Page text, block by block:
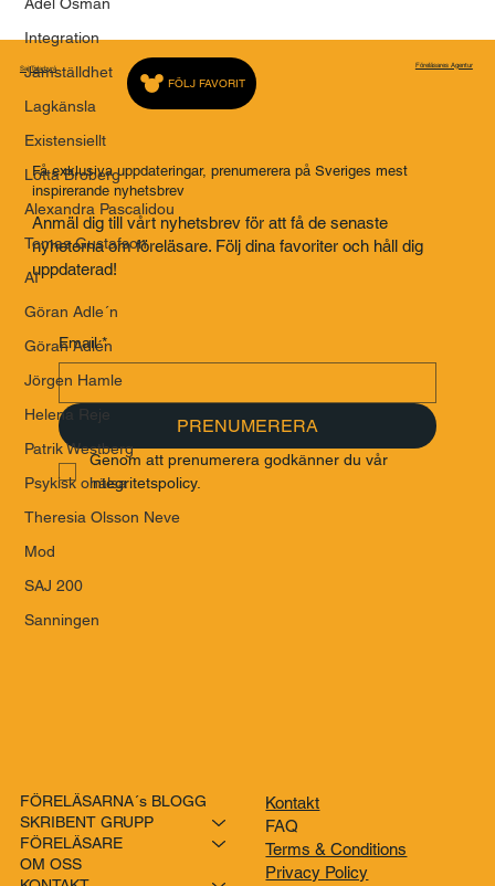
Integration
Jämställdhet
Lagkänsla
Existensiellt
Lotta Broberg
Alexandra Pascalidou
Tomas Gustafson
AI
Göran Adle´n
Göran Adlén
Jörgen Hamle
Helena Reje
Patrik Westberg
Psykisk ohälsa
Theresia Olsson Neve
Mod
SAJ 200
Sanningen
Saj Talarbyrå Föreläsares Agentur
FÖLJ FAVORIT
Få exklusiva uppdateringar, prenumerera på Sveriges mest
inspirerande nyhetsbrev
Anmäl dig till vårt nyhetsbrev för att få de senaste
nyheterna om föreläsare. Följ dina favoriter och håll dig
uppdaterad!
Email *
PRENUMERERA
Genom att prenumerera godkänner du vår
integritetspolicy.
FÖRELÄSARNA´s BLOGG
SKRIBENT GRUPP
FÖRELÄSARE
OM OSS
Kontakt
FAQ
Terms & Conditions
Privacy Policy